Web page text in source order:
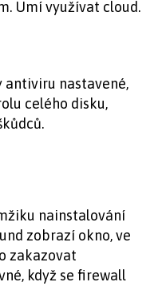
Umí využívat cloud.
nastavené,
celého disku,
nainstalování
zobrazí okno, ve
zakazovat
když se firewall